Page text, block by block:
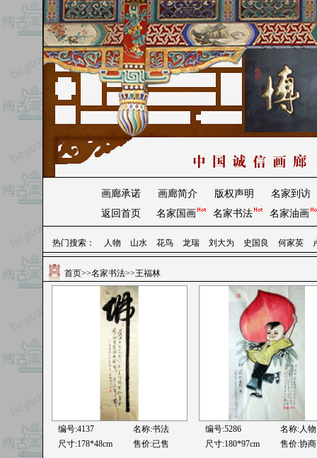
画廊承诺 画廊简介 版权声明
名家到访
返回首页
名家国画 名家书法 名家油画
热门搜索： 人物 山水 花鸟 龙瑞 刘大为 史国良 何家英
首页>>名家书法>>王福林
编号:4137
名称:书法
尺寸:178*48cm
售价:已售
编号:5286 名称:人物
尺寸:180*97cm
售价:协商